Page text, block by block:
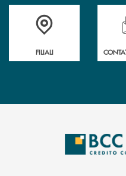
Trova la filiale più vicina a te
FILIALI
Hai